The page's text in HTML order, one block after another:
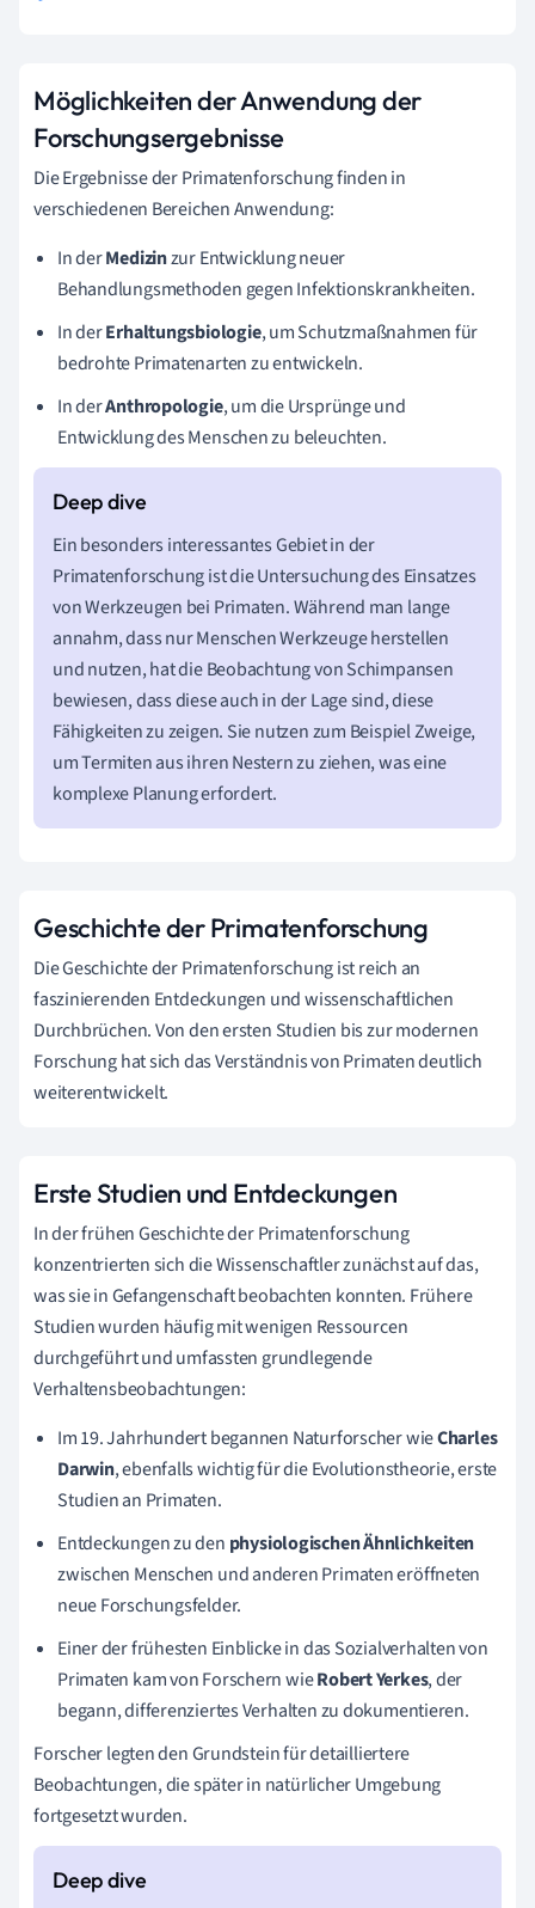
Möglichkeiten der Anwendung der
Forschungsergebnisse
Die Ergebnisse der Primatenforschung finden in
verschiedenen Bereichen Anwendung:
In derMedizinzur Entwicklung neuer
Behandlungsmethoden gegen Infektionskrankheiten.
In derErhaltungsbiologie, um Schutzmaßnahmen für
bedrohte Primatenarten zu entwickeln.
In derAnthropologie, um die Ursprünge und
Entwicklung des Menschen zu beleuchten.
Ein besonders interessantes Gebiet in der
Primatenforschung ist die Untersuchung des Einsatzes
von Werkzeugen bei Primaten. Während man lange
annahm, dass nur Menschen Werkzeuge herstellen
und nutzen, hat die Beobachtung von Schimpansen
bewiesen, dass diese auch in der Lage sind, diese
Fähigkeiten zu zeigen. Sie nutzen zum Beispiel Zweige,
um Termiten aus ihren Nestern zu ziehen, was eine
komplexe Planung erfordert.
Geschichte der Primatenforschung
Die Geschichte der Primatenforschung ist reich an
faszinierenden Entdeckungen und wissenschaftlichen
Durchbrüchen. Von den ersten Studien bis zur modernen
Forschung hat sich das Verständnis von Primaten deutlich
weiterentwickelt.
Erste Studien und Entdeckungen
In der frühen Geschichte der Primatenforschung
konzentrierten sich die Wissenschaftler zunächst auf das,
was sie in Gefangenschaft beobachten konnten. Frühere
Studien wurden häufig mit wenigen Ressourcen
durchgeführt und umfassten grundlegende
Verhaltensbeobachtungen:
Im 19. Jahrhundert begannen Naturforscher wieCharles
Darwin, ebenfalls wichtig für die Evolutionstheorie, erste
Studien an Primaten.
Entdeckungen zu den physiologischen Ähnlichkeiten
zwischen Menschen und anderen Primaten eröffneten
neue Forschungsfelder.
Einer der frühesten Einblicke in das Sozialverhalten von
Primaten kam von Forschern wieRobert Yerkes, der
begann, differenziertes Verhalten zu dokumentieren.
Forscher legten den Grundstein für detailliertere
Beobachtungen, die später in natürlicher Umgebung
fortgesetzt wurden.